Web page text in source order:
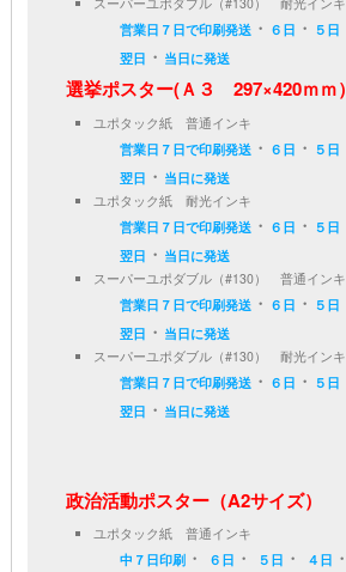
営業日７日で印刷発送 ・ ６日 ・ ５日
翌日 ・ 当日に発送
選挙ポスター(Ａ３ 297×420ｍｍ）
ユポタック紙 普通インキ
営業日７日で印刷発送 ・ ６日 ・ ５日
翌日 ・ 当日に発送
ユポタック紙 耐光インキ
営業日７日で印刷発送 ・ ６日 ・ ５日
翌日 ・ 当日に発送
スーパーユポダブル（#130） 普通インキ
営業日７日で印刷発送 ・ ６日 ・ ５日
翌日 ・ 当日に発送
スーパーユポダブル（#130） 耐光インキ
営業日７日で印刷発送 ・ ６日 ・ ５日
翌日 ・ 当日に発送
政治活動ポスター（A2サイズ）
ユポタック紙 普通インキ
中７日印刷 ・ ６日 ・ ５日 ・ ４日 ・